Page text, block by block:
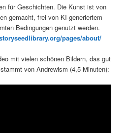
für Geschichten. Die Kunst ist von
gemacht, frei von KI-generiertem
Bedingungen genutzt werden.
pages/about/
mit vielen schönen Bildern, das gut
von Andrewism (4,5 Minuten):